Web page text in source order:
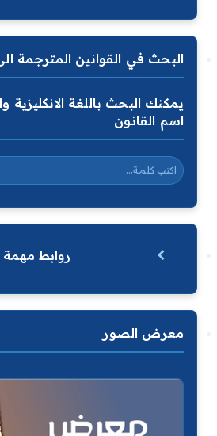
البحث في القوانين المترجمة الى
يمكنك البحث باللغة الانكليزية
اسم القانون
روابط مهمة
معرض الصور